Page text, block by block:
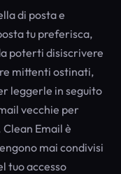
di posta e
tu preferisca,
poterti disiscrivere
mittenti ostinati,
leggerle in seguito
vecchie per
Email è
mai condivisi
tuo accesso